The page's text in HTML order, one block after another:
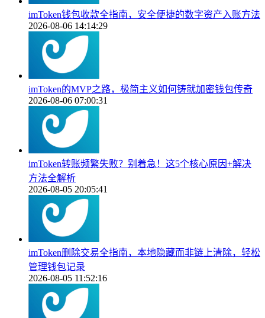
imToken钱包收款全指南，安全便捷的数字资产入账方法
2026-08-06 14:14:29
imToken的MVP之路，极简主义如何铸就加密钱包传奇
2026-08-06 07:00:31
imToken转账频繁失败？别着急！这5个核心原因+解决
方法全解析
2026-08-05 20:05:41
imToken删除交易全指南，本地隐藏而非链上清除，轻松
管理钱包记录
2026-08-05 11:52:16